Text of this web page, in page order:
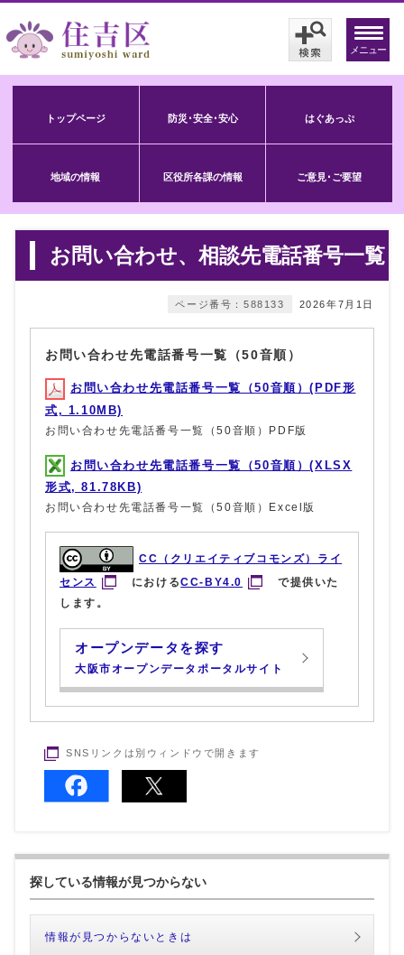
メニュー
トップページ 防災･安全･安心 はぐあっぷ
地域の情報 区役所各課の情報 ご意見･ご要望
お問い合わせ、相談先電話番号一覧
2026年7月1日
ページ番号：588133
お問い合わせ先電話番号一覧（50音順）
お問い合わせ先電話番号一覧（50音順）(PDF形
式, 1.10MB)
お問い合わせ先電話番号一覧（50音順）PDF版
お問い合わせ先電話番号一覧（50音順）(XLSX
形式, 81.78KB)
お問い合わせ先電話番号一覧（50音順）Excel版
CC（クリエイティブコモンズ）ライ
センス
におけるCC-BY4.0
で提供いた
します。
オープンデータを探す
大阪市オープンデータポータルサイト
SNSリンクは別ウィンドウで開きます
探している情報が見つからない
情報が見つからないときは